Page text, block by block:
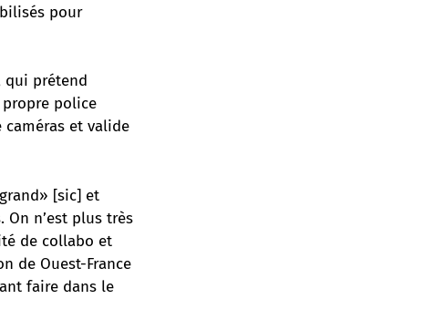
pour
qui prétend
police
et valide
[sic] et
n’est plus très
de collabo et
de Ouest-France
faire dans le